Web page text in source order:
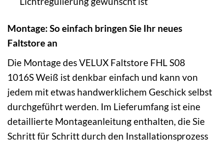
Montage: So einfach bringen Sie Ihr neues
Faltstore an
Die Montage des VELUX Faltstore FHL S08
1016S Weiß ist denkbar einfach und kann von
jedem mit etwas handwerklichem Geschick selbst
durchgeführt werden. Im Lieferumfang ist eine
detaillierte Montageanleitung enthalten, die Sie
Schritt für Schritt durch den Installationsprozess